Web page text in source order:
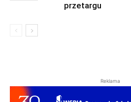
przetargu
Reklama